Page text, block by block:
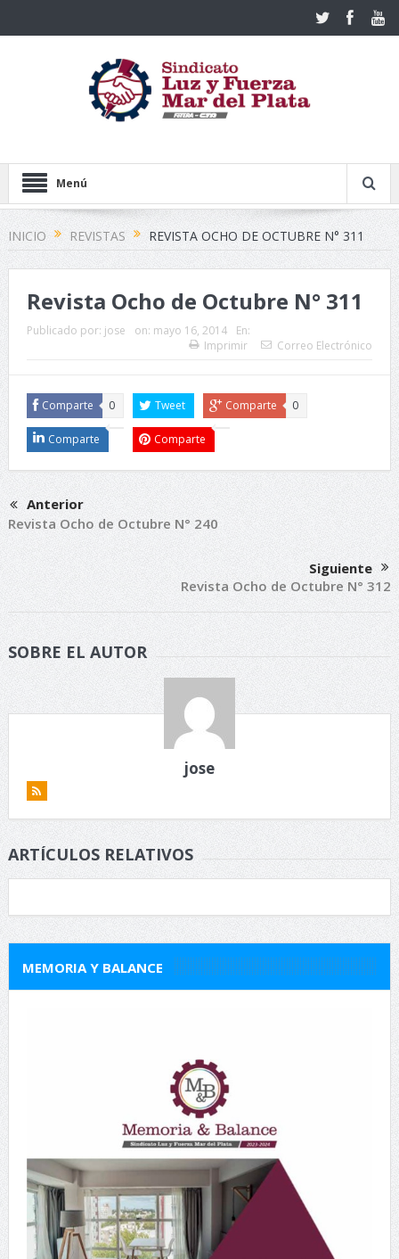
Menú
INICIO REVISTAS REVISTA OCHO DE OCTUBRE N° 311
Revista Ocho de Octubre N° 311
Publicado por: jose on: mayo 16, 2014
En:
Imprimir
Correo Electrónico
Comparte 0 Tweet Comparte 0
Comparte Comparte
Anterior
Revista Ocho de Octubre N° 240
Siguiente
Revista Ocho de Octubre N° 312
SOBRE EL AUTOR
jose
ARTÍCULOS RELATIVOS
MEMORIA Y BALANCE